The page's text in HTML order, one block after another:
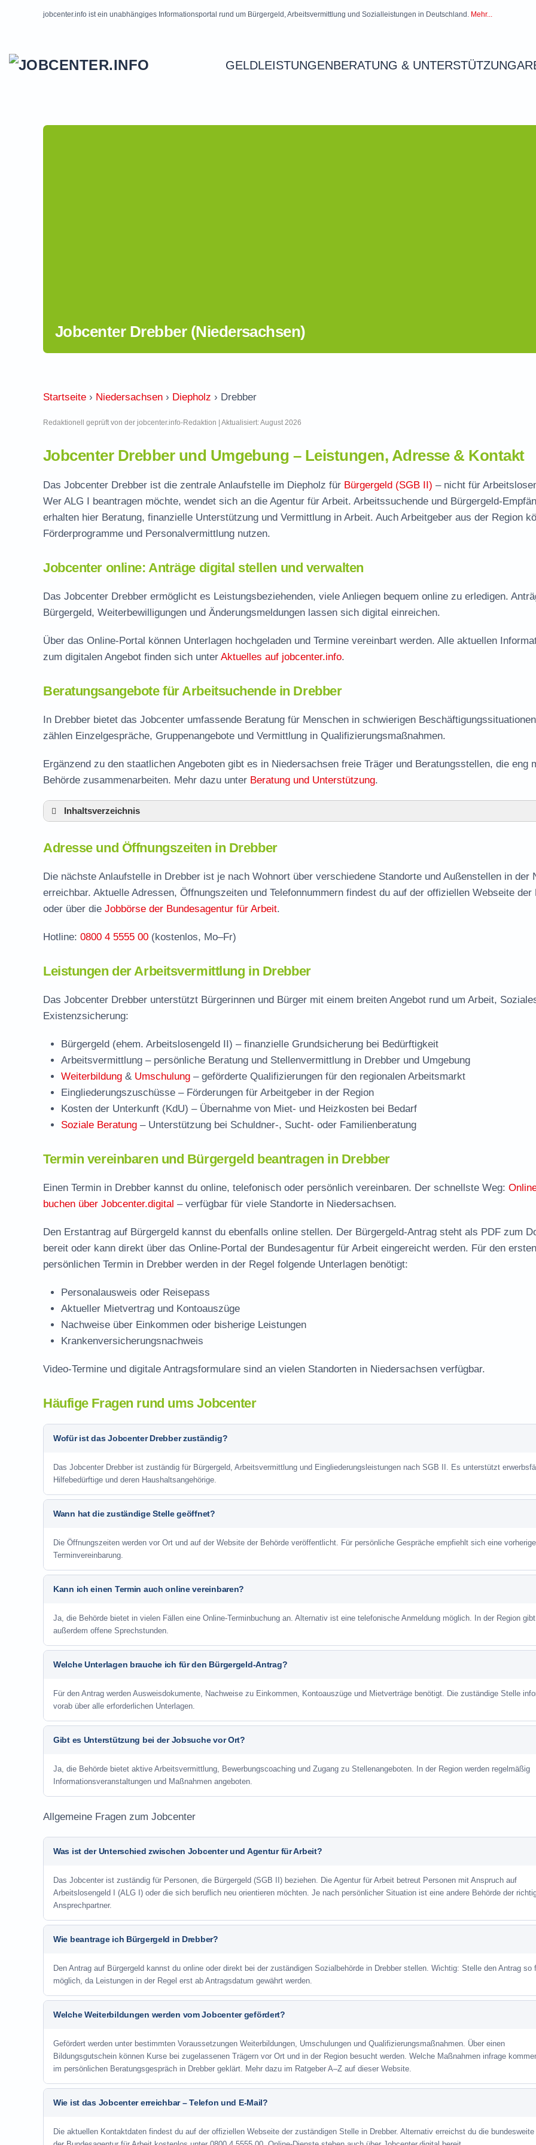
jobcenter.info ist ein unabhängiges Informationsportal rund um Bürgergeld, Arbeitsvermittlung und Sozialleistungen in Deutschland. Mehr...
GELDLEISTUNGENBERATUNG & UNTERSTÜTZUNG
Jobcenter Drebber (Niedersachsen)
Startseite › Niedersachsen › Diepholz › Drebber
Redaktionell geprüft von der jobcenter.info-Redaktion | Aktualisiert: August 2026
Jobcenter Drebber und Umgebung – Leistungen, Adresse & Kontakt
Das Jobcenter Drebber ist die zentrale Anlaufstelle im Diepholz für Bürgergeld (SGB II) – nicht für
Wer ALG I beantragen möchte, wendet sich an die Agentur für Arbeit. Arbeitssuchende und Bürgergeld-
erhalten hier Beratung, finanzielle Unterstützung und Vermittlung in Arbeit. Auch Arbeitgeber aus der Region
Förderprogramme und Personalvermittlung nutzen.
Jobcenter online: Anträge digital stellen und verwalten
Das Jobcenter Drebber ermöglicht es Leistungsbeziehenden, viele Anliegen bequem online zu erledigen.
Bürgergeld, Weiterbewilligungen und Änderungsmeldungen lassen sich digital einreichen.
Über das Online-Portal können Unterlagen hochgeladen und Termine vereinbart werden. Alle aktuellen
zum digitalen Angebot finden sich unter Aktuelles auf jobcenter.info.
Beratungsangebote für Arbeitsuchende in Drebber
In Drebber bietet das Jobcenter umfassende Beratung für Menschen in schwierigen
zählen Einzelgespräche, Gruppenangebote und Vermittlung in Qualifizierungsmaßnahmen.
Ergänzend zu den staatlichen Angeboten gibt es in Niedersachsen freie Träger und Beratungsstellen, die eng
Behörde zusammenarbeiten. Mehr dazu unter Beratung und Unterstützung.
Inhaltsverzeichnis
Leistungen der Arbeitsvermittlung in Drebber
Termin vereinbaren und Bürgergeld beantragen
Jobcenter Diepholz – zuständige Stelle
Stellenangebote und Jobbörse in Drebber
Häufige Fragen rund ums Jobcenter
Adresse und Öffnungszeiten in Drebber
Die nächste Anlaufstelle in Drebber ist je nach Wohnort über verschiedene Standorte und Außenstellen in der
erreichbar. Aktuelle Adressen, Öffnungszeiten und Telefonnummern findest du auf der offiziellen Webseite der
oder über die Jobbörse der Bundesagentur für Arbeit.
Hotline: 0800 4 5555 00 (kostenlos, Mo–Fr)
Leistungen der Arbeitsvermittlung in Drebber
Das Jobcenter Drebber unterstützt Bürgerinnen und Bürger mit einem breiten Angebot rund um Arbeit,
Existenzsicherung:
Bürgergeld (ehem. Arbeitslosengeld II) – finanzielle Grundsicherung bei Bedürftigkeit
Arbeitsvermittlung – persönliche Beratung und Stellenvermittlung in Drebber und Umgebung
Weiterbildung & Umschulung – geförderte Qualifizierungen für den regionalen Arbeitsmarkt
Eingliederungszuschüsse – Förderungen für Arbeitgeber in der Region
Kosten der Unterkunft (KdU) – Übernahme von Miet- und Heizkosten bei Bedarf
Soziale Beratung – Unterstützung bei Schuldner-, Sucht- oder Familienberatung
Termin vereinbaren und Bürgergeld beantragen in Drebber
Einen Termin in Drebber kannst du online, telefonisch oder persönlich vereinbaren. Der schnellste Weg:
buchen über Jobcenter.digital – verfügbar für viele Standorte in Niedersachsen.
Den Erstantrag auf Bürgergeld kannst du ebenfalls online stellen. Der Bürgergeld-Antrag steht als PDF zum
bereit oder kann direkt über das Online-Portal der Bundesagentur für Arbeit eingereicht werden. Für den ersten
persönlichen Termin in Drebber werden in der Regel folgende Unterlagen benötigt:
Personalausweis oder Reisepass
Aktueller Mietvertrag und Kontoauszüge
Nachweise über Einkommen oder bisherige Leistungen
Krankenversicherungsnachweis
Video-Termine und digitale Antragsformulare sind an vielen Standorten in Niedersachsen verfügbar.
Häufige Fragen rund ums Jobcenter
Wofür ist das Jobcenter Drebber zuständig?
Das Jobcenter Drebber ist zuständig für Bürgergeld, Arbeitsvermittlung und Eingliederungsleistungen nach SGB II. Es unterstützt
Hilfebedürftige und deren Haushaltsangehörige.
Wann hat die zuständige Stelle geöffnet?
Die Öffnungszeiten werden vor Ort und auf der Website der Behörde veröffentlicht. Für persönliche Gespräche empfiehlt sich eine vorherige
Terminvereinbarung.
Kann ich einen Termin auch online vereinbaren?
Ja, die Behörde bietet in vielen Fällen eine Online-Terminbuchung an. Alternativ ist eine telefonische Anmeldung möglich. In der Region
außerdem offene Sprechstunden.
Welche Unterlagen brauche ich für den Bürgergeld-Antrag?
Für den Antrag werden Ausweisdokumente, Nachweise zu Einkommen, Kontoauszüge und Mietverträge benötigt. Die zuständige Stelle
vorab über alle erforderlichen Unterlagen.
Gibt es Unterstützung bei der Jobsuche vor Ort?
Ja, die Behörde bietet aktive Arbeitsvermittlung, Bewerbungscoaching und Zugang zu Stellenangeboten. In der Region werden regelmäßig
Informationsveranstaltungen und Maßnahmen angeboten.
Allgemeine Fragen zum Jobcenter
Was ist der Unterschied zwischen Jobcenter und Agentur für Arbeit?
Das Jobcenter ist zuständig für Personen, die Bürgergeld (SGB II) beziehen. Die Agentur für Arbeit betreut Personen mit Anspruch auf
Arbeitslosengeld I (ALG I) oder die sich beruflich neu orientieren möchten. Je nach persönlicher Situation ist eine andere Behörde der
Ansprechpartner.
Wie beantrage ich Bürgergeld in Drebber?
Den Antrag auf Bürgergeld kannst du online oder direkt bei der zuständigen Sozialbehörde in Drebber stellen. Wichtig: Stelle den Antrag so
möglich, da Leistungen in der Regel erst ab Antragsdatum gewährt werden.
Welche Weiterbildungen werden vom Jobcenter gefördert?
Gefördert werden unter bestimmten Voraussetzungen Weiterbildungen, Umschulungen und Qualifizierungsmaßnahmen. Über einen
Bildungsgutschein können Kurse bei zugelassenen Trägern vor Ort und in der Region besucht werden. Welche Maßnahmen infrage
im persönlichen Beratungsgespräch in Drebber geklärt. Mehr dazu im Ratgeber A–Z auf dieser Website.
Wie ist das Jobcenter erreichbar – Telefon und E-Mail?
Die aktuellen Kontaktdaten findest du auf der offiziellen Webseite der zuständigen Stelle in Drebber. Alternativ erreichst du die